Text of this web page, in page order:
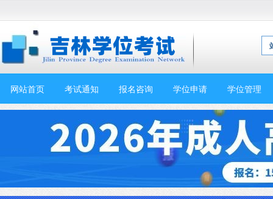
网站首页 考试通知 报名咨询 学位申请 学位管理